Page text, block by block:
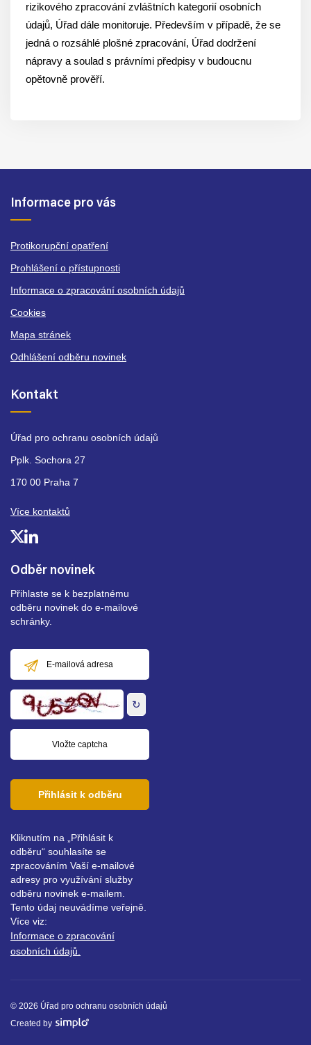
rizikového zpracování zvláštních kategorií osobních
údajů, Úřad dále monitoruje. Především v případě, že se
jedná o rozsáhlé plošné zpracování, Úřad dodržení
nápravy a soulad s právními předpisy v budoucnu
opětovně prověří.
Odběr novinek
Přihlaste se k bezplatnému
odběru novinek do e-mailové
schránky.
mailová
adresa
↻
Přihlásit k odběru
Kliknutím na „Přihlásit k
odběru“ souhlasíte se
zpracováním Vaší e-mailové
adresy pro využívání služby
odběru novinek e-mailem.
Tento údaj neuvádíme veřejně.
Více viz:
Informace o zpracování
osobních údajů.
Informace pro vás
Protikorupční opatření
Prohlášení o přístupnosti
Informace o zpracování osobních údajů
Cookies
Mapa stránek
Odhlášení odběru novinek
Kontakt
Úřad pro ochranu osobních údajů
Pplk. Sochora 27
170 00 Praha 7
Více kontaktů
© 2026 Úřad pro ochranu osobních údajů
Created by